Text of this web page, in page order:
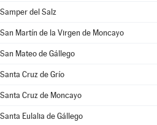
Samper del Salz
San Martín de la Virgen de Moncayo
San Mateo de Gállego
Santa Cruz de Grío
Santa Cruz de Moncayo
Santa Eulalia de Gállego